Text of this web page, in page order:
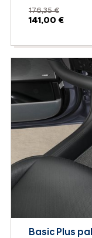
176,35 €
141,00 €
Basic Plus